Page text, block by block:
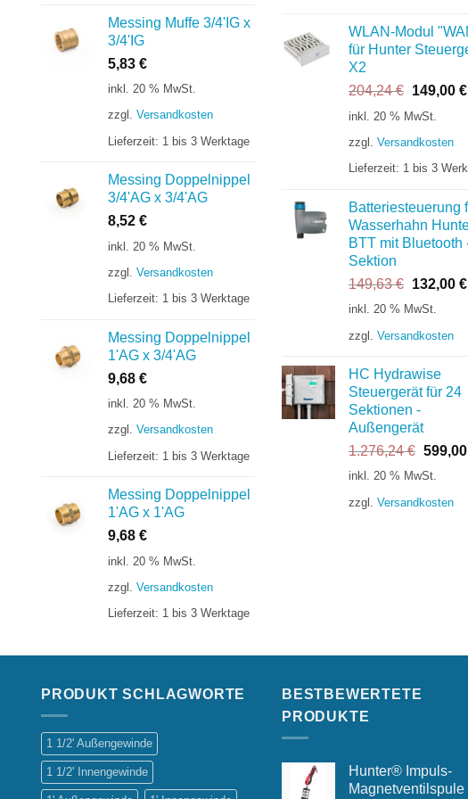
Messing Muffe 3/4'IG x
3/4'IG
5,83 €
inkl. 20 % MwSt.
zzgl. Versandkosten
Lieferzeit: 1 bis 3 Werktage
Messing Doppelnippel
3/4'AG x 3/4'AG
8,52 €
inkl. 20 % MwSt.
zzgl. Versandkosten
Lieferzeit: 1 bis 3 Werktage
Messing Doppelnippel
1'AG x 3/4'AG
9,68 €
inkl. 20 % MwSt.
zzgl. Versandkosten
Lieferzeit: 1 bis 3 Werktage
Messing Doppelnippel
1'AG x 1'AG
9,68 €
inkl. 20 % MwSt.
zzgl. Versandkosten
Lieferzeit: 1 bis 3 Werktage
WLAN-Modul
für Hunter
X2
204,24€
Preis
204,24 €
149,00 €
inkl. 20 % MwSt.
zzgl. Versandkosten
Lieferzeit: 1 bis 3
Batteriesteuerung
Wasserhahn
BTT mit Bluetooth
Sektion
149,63€
Preis
149,63 €
132,00 €
inkl. 20 % MwSt.
zzgl. Versandkosten
HC Hydrawise
Steuergerät für 24
Sektionen -
Außengerät
1.276,24€
Preis
599,00
inkl. 20 % MwSt.
zzgl. Versandkosten
PRODUKT SCHLAGWORTE
1 1/2' Außengewinde
1 1/2' Innengewinde
BESTBEWERTETE
PRODUKTE
Hunter® Impuls-
Magnetventilspule